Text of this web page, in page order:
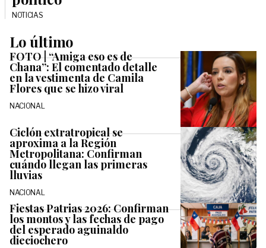
NOTICIAS
Lo último
FOTO | “Amiga eso es de
Chana”: El comentado detalle
en la vestimenta de Camila
Flores que se hizo viral
NACIONAL
Ciclón extratropical se
aproxima a la Región
Metropolitana: Confirman
cuándo llegan las primeras
lluvias
NACIONAL
Fiestas Patrias 2026: Confirman
los montos y las fechas de pago
del esperado aguinaldo
dieciochero